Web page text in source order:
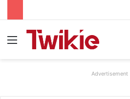
Advertisement